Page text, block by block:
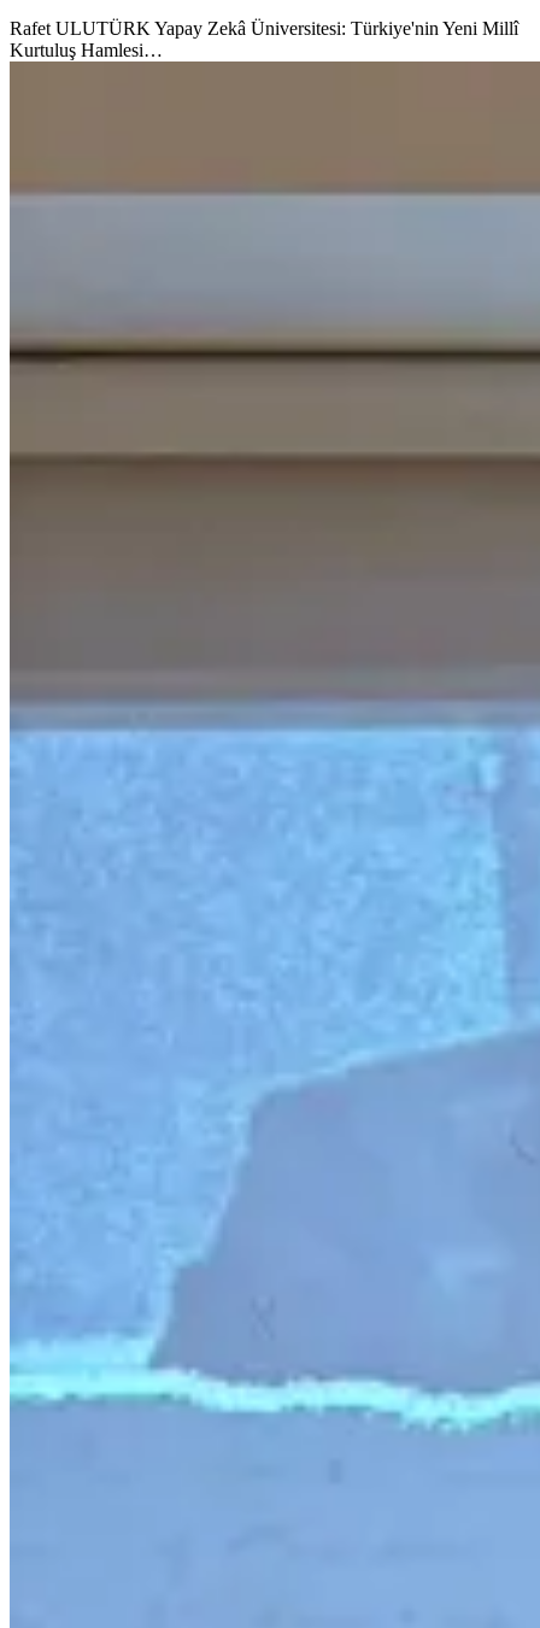
Rafet ULUTÜRK Yapay Zekâ Üniversitesi: Türkiye'nin Yeni Millî
Kurtuluş Hamlesi…